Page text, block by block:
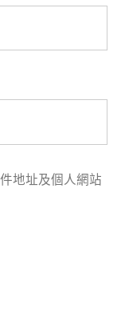
地址及個人網站